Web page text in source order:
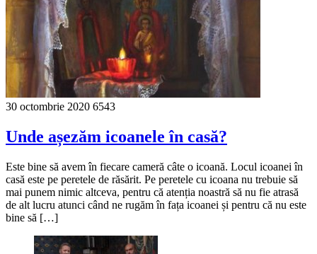
30 octombrie 2020 6543
Unde așezăm icoanele în casă?
Este bine să avem în fiecare cameră câte o icoană. Locul icoanei în
casă este pe peretele de răsărit. Pe peretele cu icoana nu trebuie să
mai punem nimic altceva, pentru că atenția noastră să nu fie atrasă
de alt lucru atunci când ne rugăm în fața icoanei și pentru că nu este
bine să […]